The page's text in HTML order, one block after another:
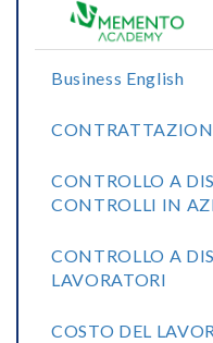
Business English
CONTROLLO A
CONTROLLI IN
CONTROLLO A
LAVORATORI
COSTO DEL